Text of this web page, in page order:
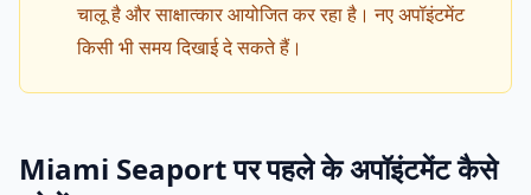
चालू है और साक्षात्कार आयोजित कर रहा है। नए अपॉइंटमेंट
किसी भी समय दिखाई दे सकते हैं।
Miami Seaport पर पहले के अपॉइंटमेंट कैसे